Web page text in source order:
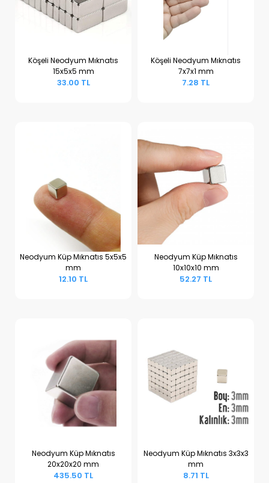
Sepete Ekle
Köşeli Neodyum Mıknatıs
15x5x5 mm
33.00 TL
Sepete Ekle
Köşeli Neodyum Mıknatıs
7x7x1 mm
7.28 TL
Sepete Ekle
Neodyum Küp Mıknatıs 5x5x5
mm
12.10 TL
Sepete Ekle
Neodyum Küp Mıknatıs
10x10x10 mm
52.27 TL
Sepete Ekle
Neodyum Küp Mıknatıs
20x20x20 mm
435.50 TL
Sepete Ekle
Neodyum Küp Mıknatıs 3x3x3
mm
8.71 TL